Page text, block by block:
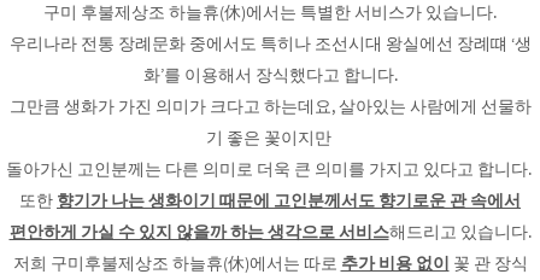
구미 후불제상조 하늘휴(休)에서는 특별한 서비스가 있습니다.
우리나라 전통 장례문화 중에서도 특히나 조선시대 왕실에선 장례떄 ‘생
화’를 이용해서 장식했다고 합니다.
그만큼 생화가 가진 의미가 크다고 하는데요, 살아있는 사람에게 선물하
기 좋은 꽃이지만
돌아가신 고인분께는 다른 의미로 더욱 큰 의미를 가지고 있다고 합니다.
또한 향기가 나는 생화이기 때문에 고인분께서도 향기로운 관 속에서
편안하게 가실 수 있지 않을까 하는 생각으로 서비스해드리고 있습니다.
저희 구미후불제상조 하늘휴(休)에서는 따로 추가 비용 없이 꽃 관 장식